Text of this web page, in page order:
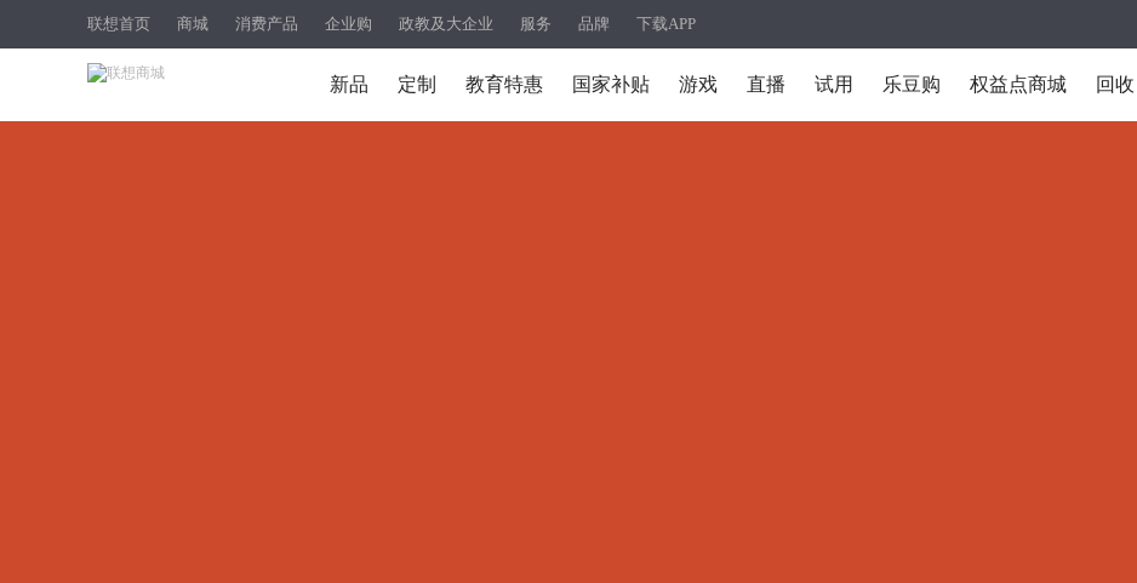
联想首页 商城 消费产品 企业购 政教及大企业 服务 品牌 下载APP
新品 定制 教育特惠 国家补贴 游戏 直播 试用 乐豆购 权益点商城 回收